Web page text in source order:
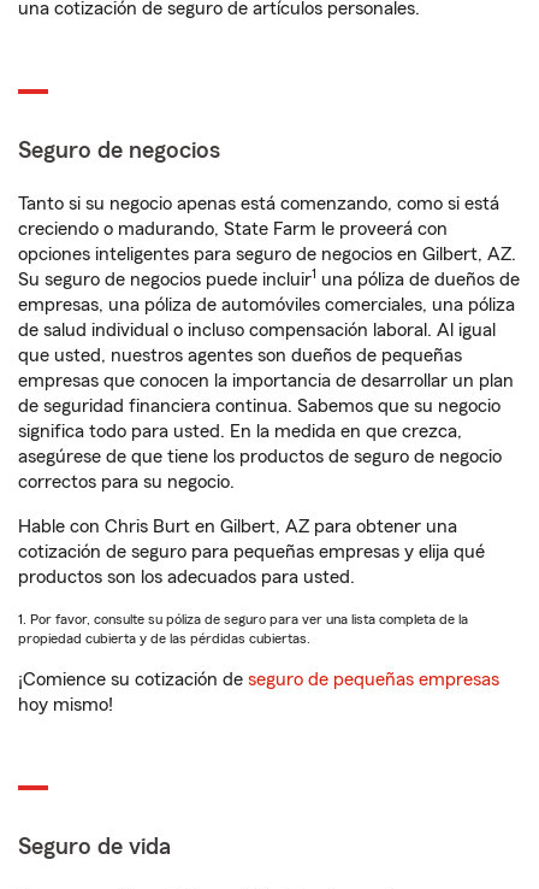
una cotización de seguro de artículos personales.
Seguro de negocios
Tanto si su negocio apenas está comenzando, como si está
creciendo o madurando, State Farm le proveerá con
opciones inteligentes para seguro de negocios en Gilbert, AZ.
Su seguro de negocios puede incluir1 una póliza de dueños de
empresas, una póliza de automóviles comerciales, una póliza
de salud individual o incluso compensación laboral. Al igual
que usted, nuestros agentes son dueños de pequeñas
empresas que conocen la importancia de desarrollar un plan
de seguridad financiera continua. Sabemos que su negocio
significa todo para usted. En la medida en que crezca,
asegúrese de que tiene los productos de seguro de negocio
correctos para su negocio.
Hable con Chris Burt en Gilbert, AZ para obtener una
cotización de seguro para pequeñas empresas y elija qué
productos son los adecuados para usted.
1. Por favor, consulte su póliza de seguro para ver una lista completa de la
propiedad cubierta y de las pérdidas cubiertas.
¡Comience su cotización de seguro de pequeñas empresas
hoy mismo!
Seguro de vida